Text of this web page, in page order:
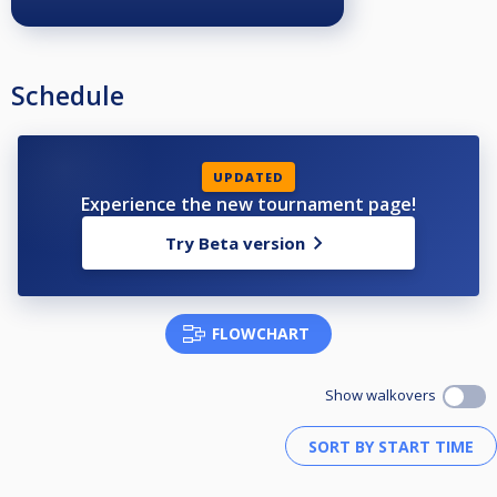
Schedule
UPDATED
Experience the new tournament page!
Try Beta version
FLOWCHART
Show walkovers